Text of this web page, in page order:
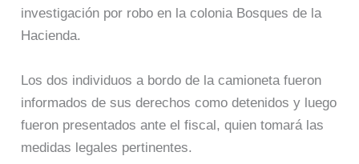
investigación por robo en la colonia Bosques de la
Hacienda.
Los dos individuos a bordo de la camioneta fueron
informados de sus derechos como detenidos y luego
fueron presentados ante el fiscal, quien tomará las
medidas legales pertinentes.